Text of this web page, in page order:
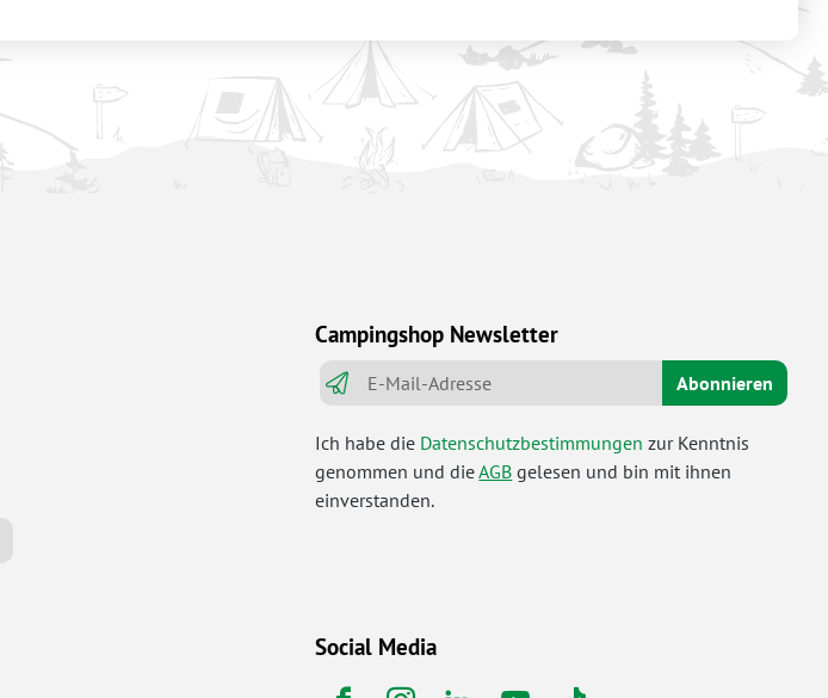
Campingshop Newsletter
Abonnieren
Ich habe die Datenschutzbestimmungen zur Kenntnis
genommen und dieAGB gelesen und bin mit ihnen
einverstanden.
Social Media